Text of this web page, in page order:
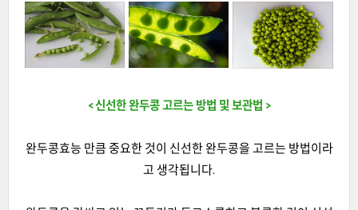
< 신선한 완두콩 고르는 방법 및 보관법 >
완두콩효능 만큼 중요한 것이 신선한 완두콩을 고르는 방법이라
고 생각됩니다.